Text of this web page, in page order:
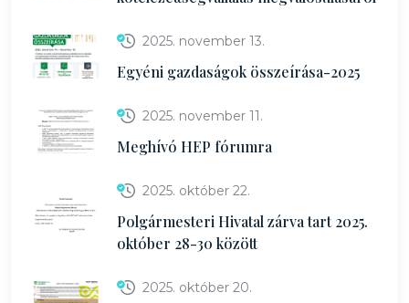
2025. november 13.
Egyéni gazdaságok összeírása-2025
2025. november 11.
Meghívó HEP fórumra
2025. október 22.
Polgármesteri Hivatal zárva tart 2025.
október 28-30 között
2025. október 20.